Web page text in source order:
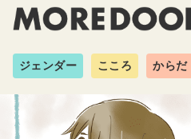
ジェンダー こころ からだ